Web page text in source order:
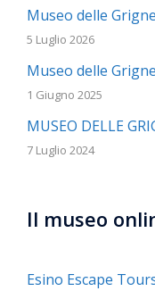
Museo delle
5 Luglio 2026
Museo delle
1 Giugno 2025
MUSEO DELLE
7 Luglio 2024
Il museo
Esino Escape